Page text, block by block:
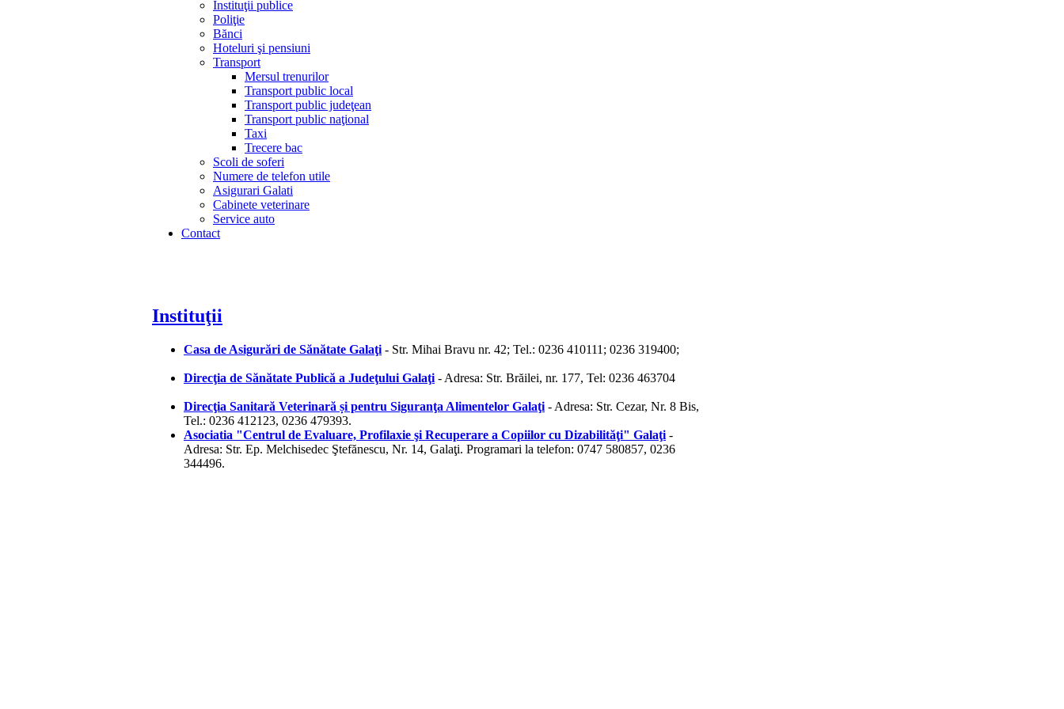
Instituţii publice
Poliţie
Bănci
Hoteluri şi pensiuni
Transport
Mersul trenurilor
Transport public local
Transport public judeţean
Transport public naţional
Taxi
Trecere bac
Scoli de soferi
Numere de telefon utile
Asigurari Galati
Cabinete veterinare
Service auto
Contact
Instituţii
Casa de Asigurări de Sănătate Galaţi - Str. Mihai Bravu nr. 42; Tel.: 0236 410111; 0236 319400;
Direcţia de Sănătate Publică a Judeţului Galaţi - Adresa: Str. Brăilei, nr. 177, Tel: 0236 463704
Direcţia Sanitară Veterinară și pentru Siguranţa Alimentelor Galaţi - Adresa: Str. Cezar, Nr. 8 Bis,
Tel.: 0236 412123, 0236 479393.
Asociatia "Centrul de Evaluare, Profilaxie şi Recuperare a Copiilor cu Dizabilităţi" Galaţi -
Adresa: Str. Ep. Melchisedec Ştefănescu, Nr. 14, Galaţi. Programari la telefon: 0747 580857, 0236
344496.